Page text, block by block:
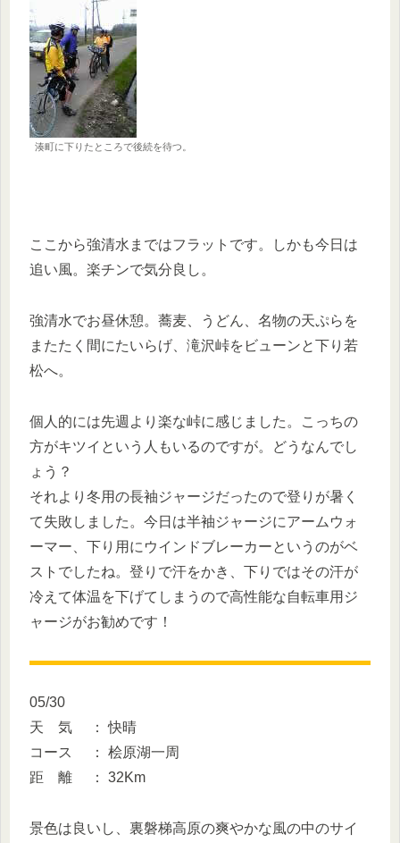
湊町に下りたところで後続を待つ。
ここから強清水まではフラットです。しかも今日は
追い風。楽チンで気分良し。
強清水でお昼休憩。蕎麦、うどん、名物の天ぷらを
またたく間にたいらげ、滝沢峠をビューンと下り若
松へ。
個人的には先週より楽な峠に感じました。こっちの
方がキツイという人もいるのですが。どうなんでし
ょう？
それより冬用の長袖ジャージだったので登りが暑く
て失敗しました。今日は半袖ジャージにアームウォ
ーマー、下り用にウインドブレーカーというのがベ
ストでしたね。登りで汗をかき、下りではその汗が
冷えて体温を下げてしまうので高性能な自転車用ジ
ャージがお勧めです！
05/30
天 気 ： 快晴
コース ： 桧原湖一周
距 離 ： 32Km
景色は良いし、裏磐梯高原の爽やかな風の中のサイ